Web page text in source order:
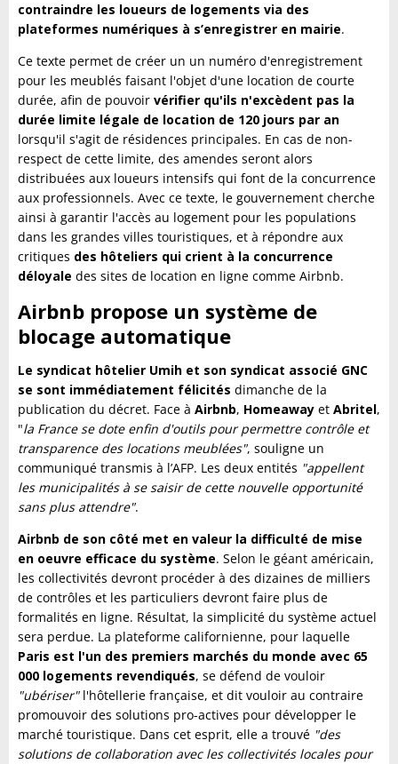
contraindre les loueurs de logements via des
plateformes numériques à s’enregistrer en mairie.
Ce texte permet de créer un un numéro d'enregistrement
pour les meublés faisant l'objet d'une location de courte
durée, afin de pouvoir vérifier qu'ils n'excèdent pas la
durée limite légale de location de 120 jours par an
lorsqu'il s'agit de résidences principales. En cas de non-
respect de cette limite, des amendes seront alors
distribuées aux loueurs intensifs qui font de la concurrence
aux professionnels. Avec ce texte, le gouvernement cherche
ainsi à garantir l'accès au logement pour les populations
dans les grandes villes touristiques, et à répondre aux
critiques des hôteliers qui crient à la concurrence
déloyale des sites de location en ligne comme Airbnb.
Airbnb propose un système de
blocage automatique
Le syndicat hôtelier Umih et son syndicat associé GNC
se sont immédiatement félicités dimanche de la
publication du décret. Face à Airbnb, Homeaway et Abritel,
"la France se dote enfin d'outils pour permettre contrôle et
transparence des locations meublées", souligne un
communiqué transmis à l’AFP. Les deux entités "appellent
les municipalités à se saisir de cette nouvelle opportunité
sans plus attendre".
Airbnb de son côté met en valeur la difficulté de mise
en oeuvre efficace du système. Selon le géant américain,
les collectivités devront procéder à des dizaines de milliers
de contrôles et les particuliers devront faire plus de
formalités en ligne. Résultat, la simplicité du système actuel
sera perdue. La plateforme californienne, pour laquelle
Paris est l'un des premiers marchés du monde avec 65
000 logements revendiqués, se défend de vouloir
"ubériser"l'hôtellerie française, et dit vouloir au contraire
promouvoir des solutions pro-actives pour développer le
marché touristique. Dans cet esprit, elle a trouvé "des
solutions de collaboration avec les collectivités locales pour